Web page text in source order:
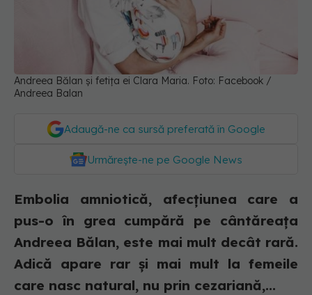
Andreea Bălan și fetița ei Clara Maria. Foto: Facebook /
Andreea Balan
Adaugă-ne ca sursă preferată în Google
Urmărește-ne pe Google News
Embolia amniotică, afecțiunea care a
pus-o în grea cumpără pe cântăreața
Andreea Bălan, este mai mult decât rară.
Adică apare rar și mai mult la femeile
care nasc natural, nu prin cezariană,...